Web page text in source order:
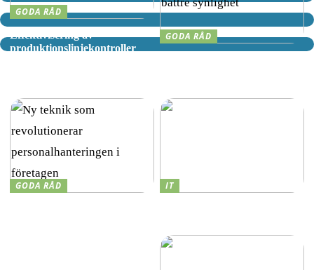
GODA RÅD
Effektivisering av
produktionslinjekontroller
GODA RÅD
GODA RÅD
IT